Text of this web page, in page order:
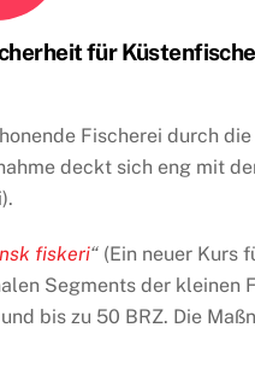
für
Fischerei durch die
deckt sich eng mit
fiskeri“ (Ein neuer Kurs
Segments der kleinen
bis zu 50 BRZ. Die